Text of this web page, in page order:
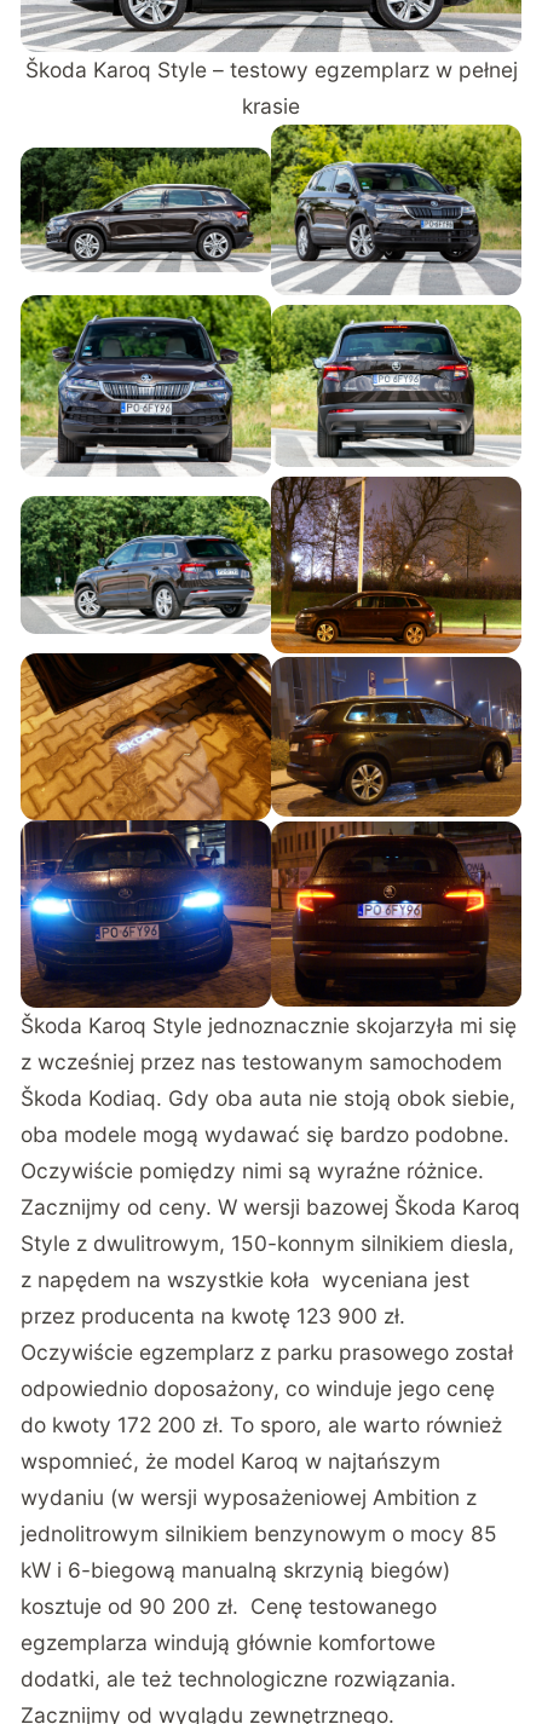
Škoda Karoq Style – testowy egzemplarz w pełnej
krasie
Škoda Karoq Style jednoznacznie skojarzyła mi się
zwcześniej przez nas testowanym samochodem
Škoda Kodiaq. Gdy oba auta nie stoją obok siebie,
oba modele mogą wydawać się bardzo podobne.
Oczywiście pomiędzy nimi są wyraźne różnice.
Zacznijmy od ceny. W wersji bazowej Škoda Karoq
Style z dwulitrowym, 150-konnym silnikiem diesla,
z napędem na wszystkie koła wyceniana jest
przez producenta na kwotę 123 900 zł.
Oczywiście egzemplarz z parku prasowego został
odpowiednio doposażony, co winduje jego cenę
do kwoty 172 200 zł. To sporo, ale warto również
wspomnieć, że model Karoq w najtańszym
wydaniu (w wersji wyposażeniowej Ambition z
jednolitrowym silnikiem benzynowym o mocy 85
kW i 6-biegową manualną skrzynią biegów)
kosztuje od 90 200 zł. Cenę testowanego
egzemplarza windują głównie komfortowe
dodatki, ale też technologiczne rozwiązania.
Zacznijmy od wyglądu zewnętrznego.